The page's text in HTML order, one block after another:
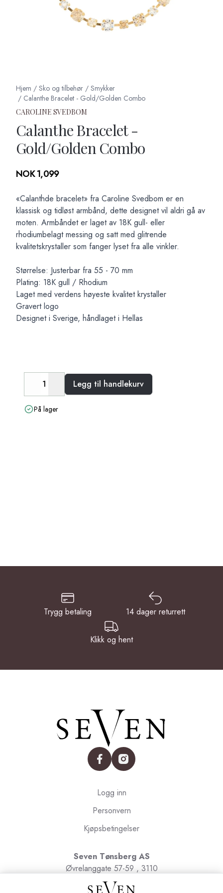
Hjem / Sko og tilbehør / Smykker
/ Calanthe Bracelet - Gold/Golden Combo
CAROLINE SVEDBOM
Calanthe Bracelet -
Gold/Golden Combo
Produktdetaljer
NOK 1,099
Description
«Calanthde bracelet» fra Caroline Svedbom er en
klassisk og tidløst armbånd, dette designet vil aldri gå av
moten. Armbåndet er laget av 18K gull- eller
rhodiumbelagt messing og satt med glitrende
kvalitetskrystaller som fanger lyset fra alle vinkler.
Størrelse: Justerbar fra 55 - 70 mm
Plating: 18K gull / Rhodium
Laget med verdens høyeste kvalitet krystaller
Gravert logo
Designet i Sverige, håndlaget i Hellas
DecreaseIncreaseLegg til handlekurv
På lager
Trygg betaling 14 dager returrett
Klikk og hent
facebookinstagram
Logg inn
Personvern
Kjøpsbetingelser
Seven Tønsberg AS
Øvrelanggate 57-59 , 3110
Tønsberg